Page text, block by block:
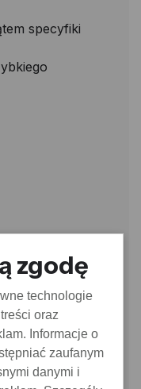
specyfiki
trendów
mogą
Discover
zgodę
technologie
oraz
Informacje o
zaufanym
danymi i